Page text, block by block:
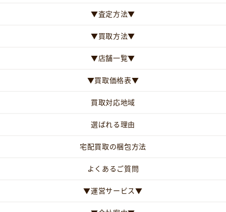
▼査定方法▼
▼買取方法▼
▼店舗一覧▼
▼買取価格表▼
買取対応地域
選ばれる理由
宅配買取の梱包方法
よくあるご質問
▼運営サービス▼